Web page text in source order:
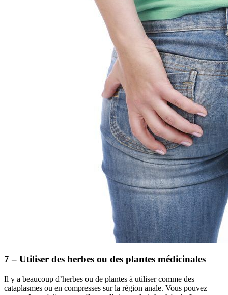
7 – Utiliser des herbes ou des plantes médicinales
Il y a beaucoup d’herbes ou de plantes à utiliser comme des
cataplasmes ou en compresses sur la région anale. Vous pouvez